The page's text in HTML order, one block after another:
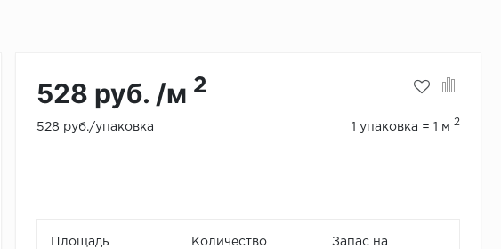
528 руб. /м 2
528 руб./упаковка 1 упаковка = 1 м 2
Площадь
Количество
Запас на